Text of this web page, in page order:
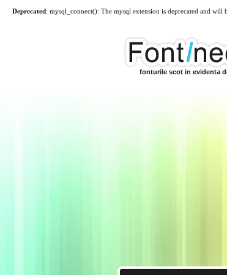
Deprecated: mysql_connect(): The mysql extension is deprecated and
fonturile scot in evidenta